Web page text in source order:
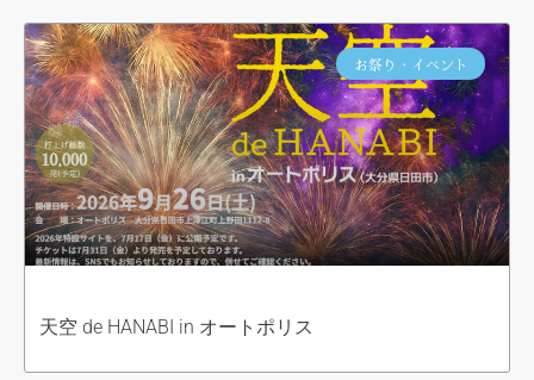
お祭り・イベント
天空 de HANABI in オートポリス